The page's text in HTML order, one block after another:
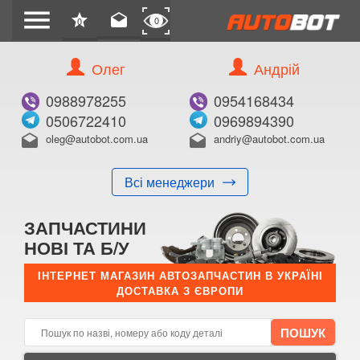
menu star
0 drafts 0
Олег
0988978255
0506722410
drafts oleg@autobot.com.ua
Всі менеджери
Андрій
0954168434
0969894390
drafts andriy@autobot.com.ua
ЗАПЧАСТИНИ
НОВІ ТА Б/У
ІНТЕРНЕТ МАГАЗИН АВТОЗАПЧАСТИН В УКРАЇНІ
ДОСТАВКА З ЄВРОПИ
КУПИТИ
Оригінальний номер:
Примітка:
E-mail:
Телефон: